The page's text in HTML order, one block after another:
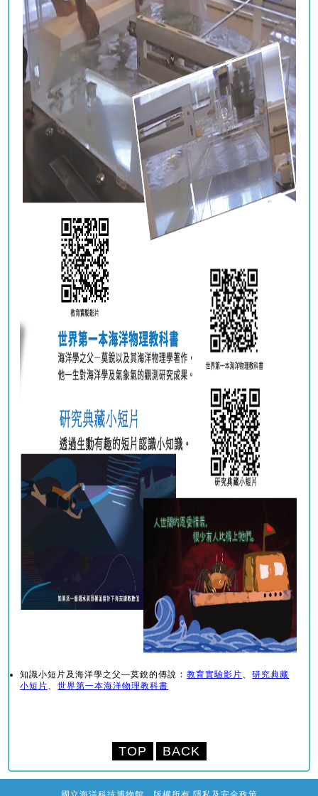
知識小短片及海洋學之父—莫銳的傳說 ：教育實驗影片、研究典藏
小短片、世界第一本海洋物理教科書
TOP BACK